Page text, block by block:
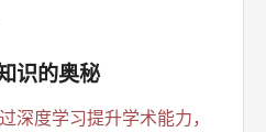
识的奥秘
深度学习提升学术能力，